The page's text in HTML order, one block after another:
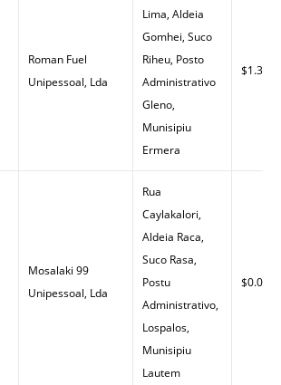
Roman Fuel
Unipessoal, Lda
Lima, Aldeia
Gomhei, Suco
Riheu, Posto
Administrativo
Gleno,
Munisipiu
Ermera
$1.30
Mosalaki 99
Unipessoal, Lda
Rua
Caylakalori,
Aldeia Raca,
Suco Rasa,
Postu
Administrativo,
Lospalos,
Munisipiu
Lautem
$0.00